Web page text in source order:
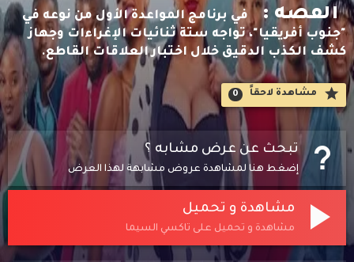
القصه :
في برنامج المواعدة الأول من نوعه في
"جنوب أفريقيا"، تواجه ستة ثنائيات الإغراءات وجهاز
كشف الكذب الدقيق خلال اختبار العلاقات القاطع.
مشاهدة لاحقاََ 0
تبحث عن عرض مشابه ؟
إضغط هنا لمشاهدة عروض مشابهة لهذا العرض
مشاهدة و تحميل
مشاهدة و تحميل على تاكسي السيما